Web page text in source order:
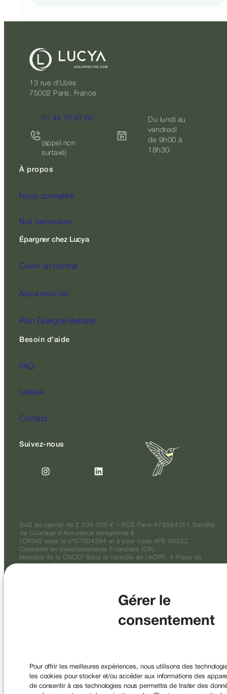
Gérer le
consentement
Pour offrir les meilleures expériences, nous utilisons des
les cookies pour stocker et/ou accéder aux informations des
de consentir à ces technologies nous permettra de traiter des
13 rue d’Uzès
75002 Paris, France
01 44 76 87 60
(appel non
surtaxé)
Du lundi au
vendredi
de 9h00 à
18h30.
À propos
Nous connaître
Nos partenaires
Épargner chez Lucya
Ouvrir un contrat
Assurance vie
Plan Épargne Retraite
Besoin d’aide
FAQ
Lexique
Contact
Suivez-nous
SAS au capital de 2 200 000 € – RCS Paris 478594351 Société
de Courtage d’Assurance enregistrée à
l’ORIAS sous le n°07004394 et a pour code APE 6622Z
Conseiller en Investissements Financiers (CIF)
Membre de la CNCEF Sous le contrôle de l’ACPR, 4 Place de